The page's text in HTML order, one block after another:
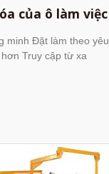
của ô làm việc
minh Đặt làm theo yêu
Truy cập từ xa